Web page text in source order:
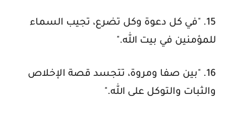
15. "في كل دعوة وكل تضرع، تجيب السماء
للمؤمنين في بيت الله."
16. "بين صفا ومروة، تتجسد قصة الإخلاص
والثبات والتوكل على الله."